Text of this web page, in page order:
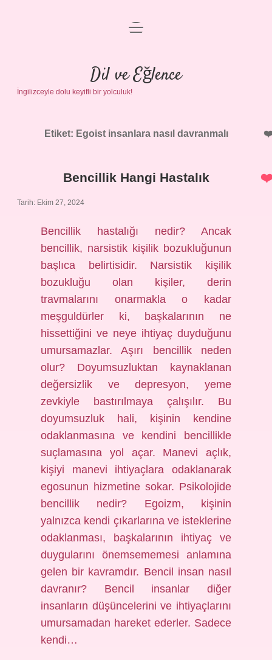
Anasayfa
Gizlilik Politikası
Yasal Uyarı
menüyü
Dil ve Eğlence
İngilizceyle dolu keyifli bir yolculuk!
Etiket: Egoist insanlara nasıl davranmalı
Bencillik Hangi Hastalık
Tarih: Ekim 27, 2024
Bencillik hastalığı nedir? Ancak
bencillik, narsistik kişilik bozukluğunun
başlıca belirtisidir. Narsistik kişilik
bozukluğu olan kişiler, derin
travmalarını onarmakla o kadar
meşguldürler ki, başkalarının ne
hissettiğini ve neye ihtiyaç duyduğunu
umursamazlar. Aşırı bencillik neden
olur? Doyumsuzluktan kaynaklanan
değersizlik ve depresyon, yeme
zevkiyle bastırılmaya çalışılır. Bu
doyumsuzluk hali, kişinin kendine
odaklanmasına ve kendini bencillikle
suçlamasına yol açar. Manevi açlık,
kişiyi manevi ihtiyaçlara odaklanarak
egosunun hizmetine sokar. Psikolojide
bencillik nedir? Egoizm, kişinin
yalnızca kendi çıkarlarına ve isteklerine
odaklanması, başkalarının ihtiyaç ve
duygularını önemsememesi anlamına
gelen bir kavramdır. Bencil insan nasıl
davranır? Bencil insanlar diğer
insanların düşüncelerini ve ihtiyaçlarını
umursamadan hareket ederler. Sadece
kendi…